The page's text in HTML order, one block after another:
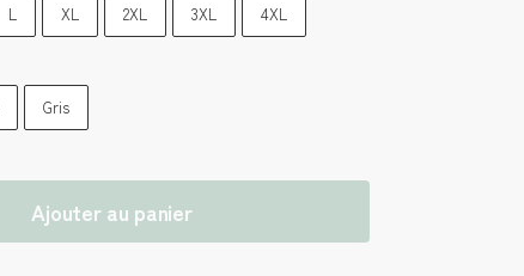
L XL 2XL 3XL 4XL
Gris
Ajouter au panier